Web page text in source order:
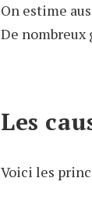
On estime
De
Les
Voici les